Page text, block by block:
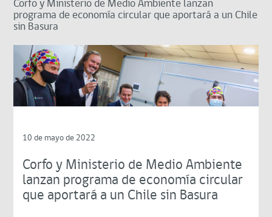
Corfo y Ministerio de Medio Ambiente lanzan
programa de economía circular que aportará a un Chile
sin Basura
10 de mayo de 2022
Corfo y Ministerio de Medio Ambiente
lanzan programa de economía circular
que aportará a un Chile sin Basura